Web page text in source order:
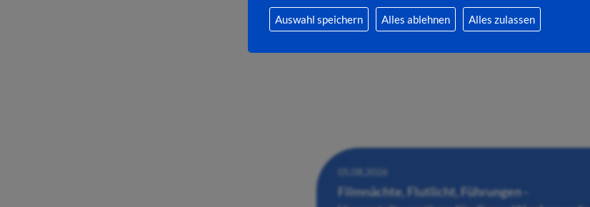
Auswahl speichern Alles ablehnen Alles zulassen
05.08.2026
Filmnächte, Flutlicht, Führungen -